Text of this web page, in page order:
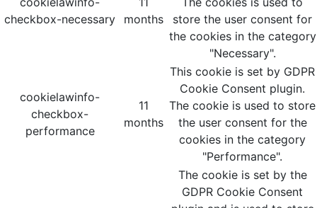
checkbox-necessary
months
store the user consent for
the cookies in the category
"Necessary".
cookielawinfo-
checkbox-
performance
11
months
This cookie is set by GDPR
Cookie Consent plugin.
The cookie is used to store
the user consent for the
cookies in the category
"Performance".
The cookie is set by the
GDPR Cookie Consent